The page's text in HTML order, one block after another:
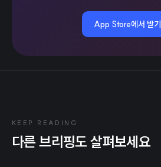
App Store에서 받기
KEEP READING
다른 브리핑도 살펴보세요